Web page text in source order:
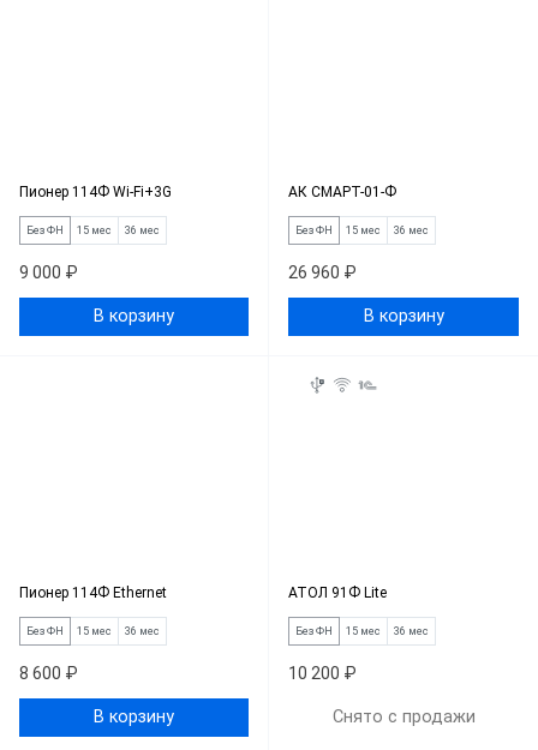
Пионер 114Ф Wi-Fi+3G
Без ФН 15 мес 36 мес
9 000 ₽
В корзину
АК СМАРТ-01-Ф
Без ФН 15 мес 36 мес
26 960 ₽
В корзину
Пионер 114Ф Ethernet
Без ФН 15 мес 36 мес
8 600 ₽
В корзину
АТОЛ 91Ф Lite
Без ФН 15 мес 36 мес
10 200 ₽
Снято с продажи